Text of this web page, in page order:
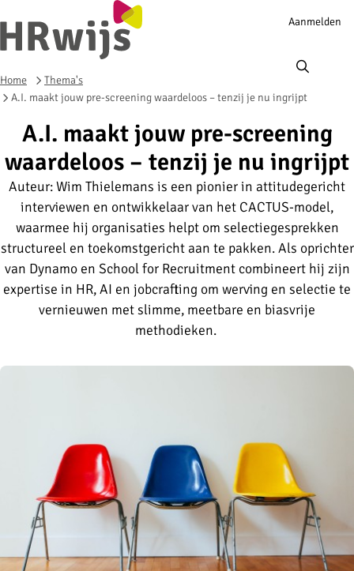
Account
Aanmelden
Home
Thema's
A.I. maakt jouw pre-screening waardeloos – tenzij je nu ingrijpt
A.I. maakt jouw pre-screening
waardeloos – tenzij je nu ingrijpt
Auteur: Wim Thielemans is een pionier in attitudegericht
interviewen en ontwikkelaar van het CACTUS-model,
waarmee hij organisaties helpt om selectiegesprekken
structureel en toekomstgericht aan te pakken. Als oprichter
van Dynamo en School for Recruitment combineert hij zijn
expertise in HR, AI en jobcrafting om werving en selectie te
vernieuwen met slimme, meetbare en biasvrije
methodieken.